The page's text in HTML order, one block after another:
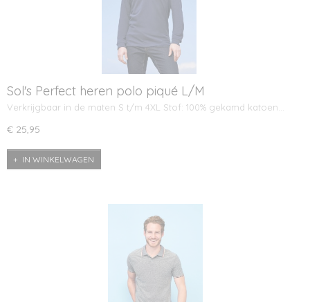
Sol's Perfect heren polo piqué L/M
Verkrijgbaar in de maten S t/m 4XL Stof: 100% gekamd katoen…
€ 25,95
IN WINKELWAGEN